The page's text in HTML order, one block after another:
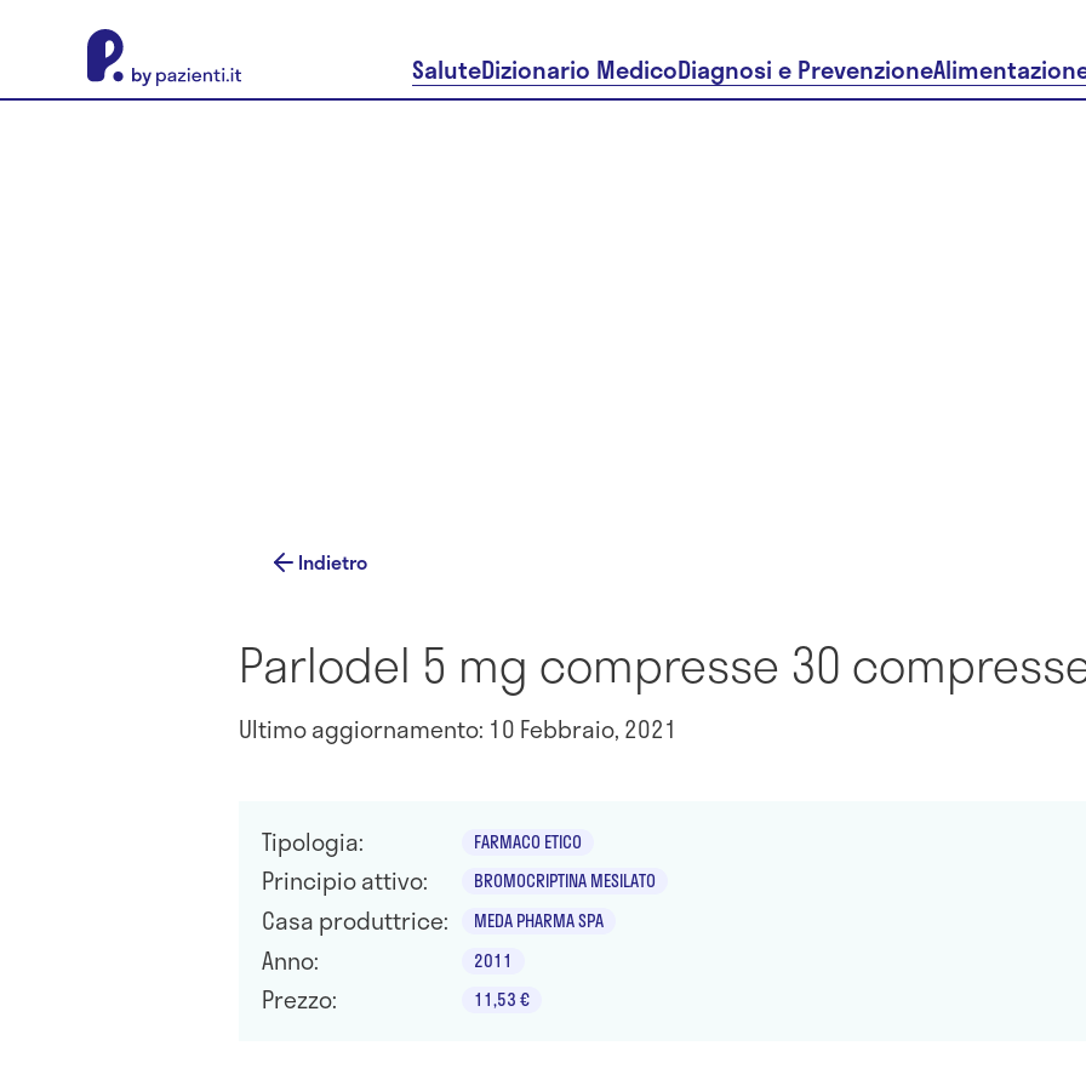
SaluteDizionario MedicoDiagnosi e Prevenzione
Indietro
Parlodel 5 mg compresse 30
Ultimo aggiornamento: 10 Febbraio, 2021
Tipologia: FARMACO ETICO
Principio attivo: BROMOCRIPTINA MESILATO
Casa produttrice: MEDA PHARMA SPA
Anno: 2011
Prezzo: 11,53 €